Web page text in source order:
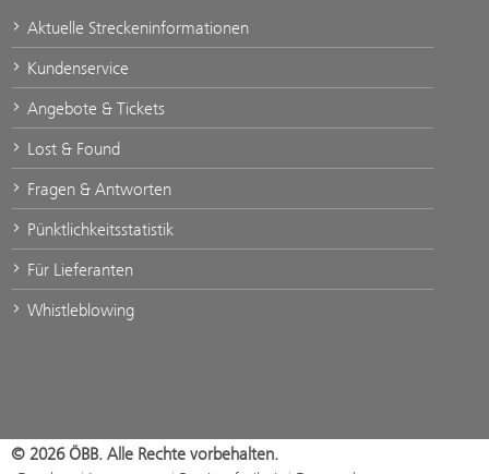
Aktuelle Streckeninformationen
Kundenservice
Angebote & Tickets
Lost & Found
Fragen & Antworten
Pünktlichkeitsstatistik
Für Lieferanten
Whistleblowing
© 2026 ÖBB. Alle Rechte vorbehalten.